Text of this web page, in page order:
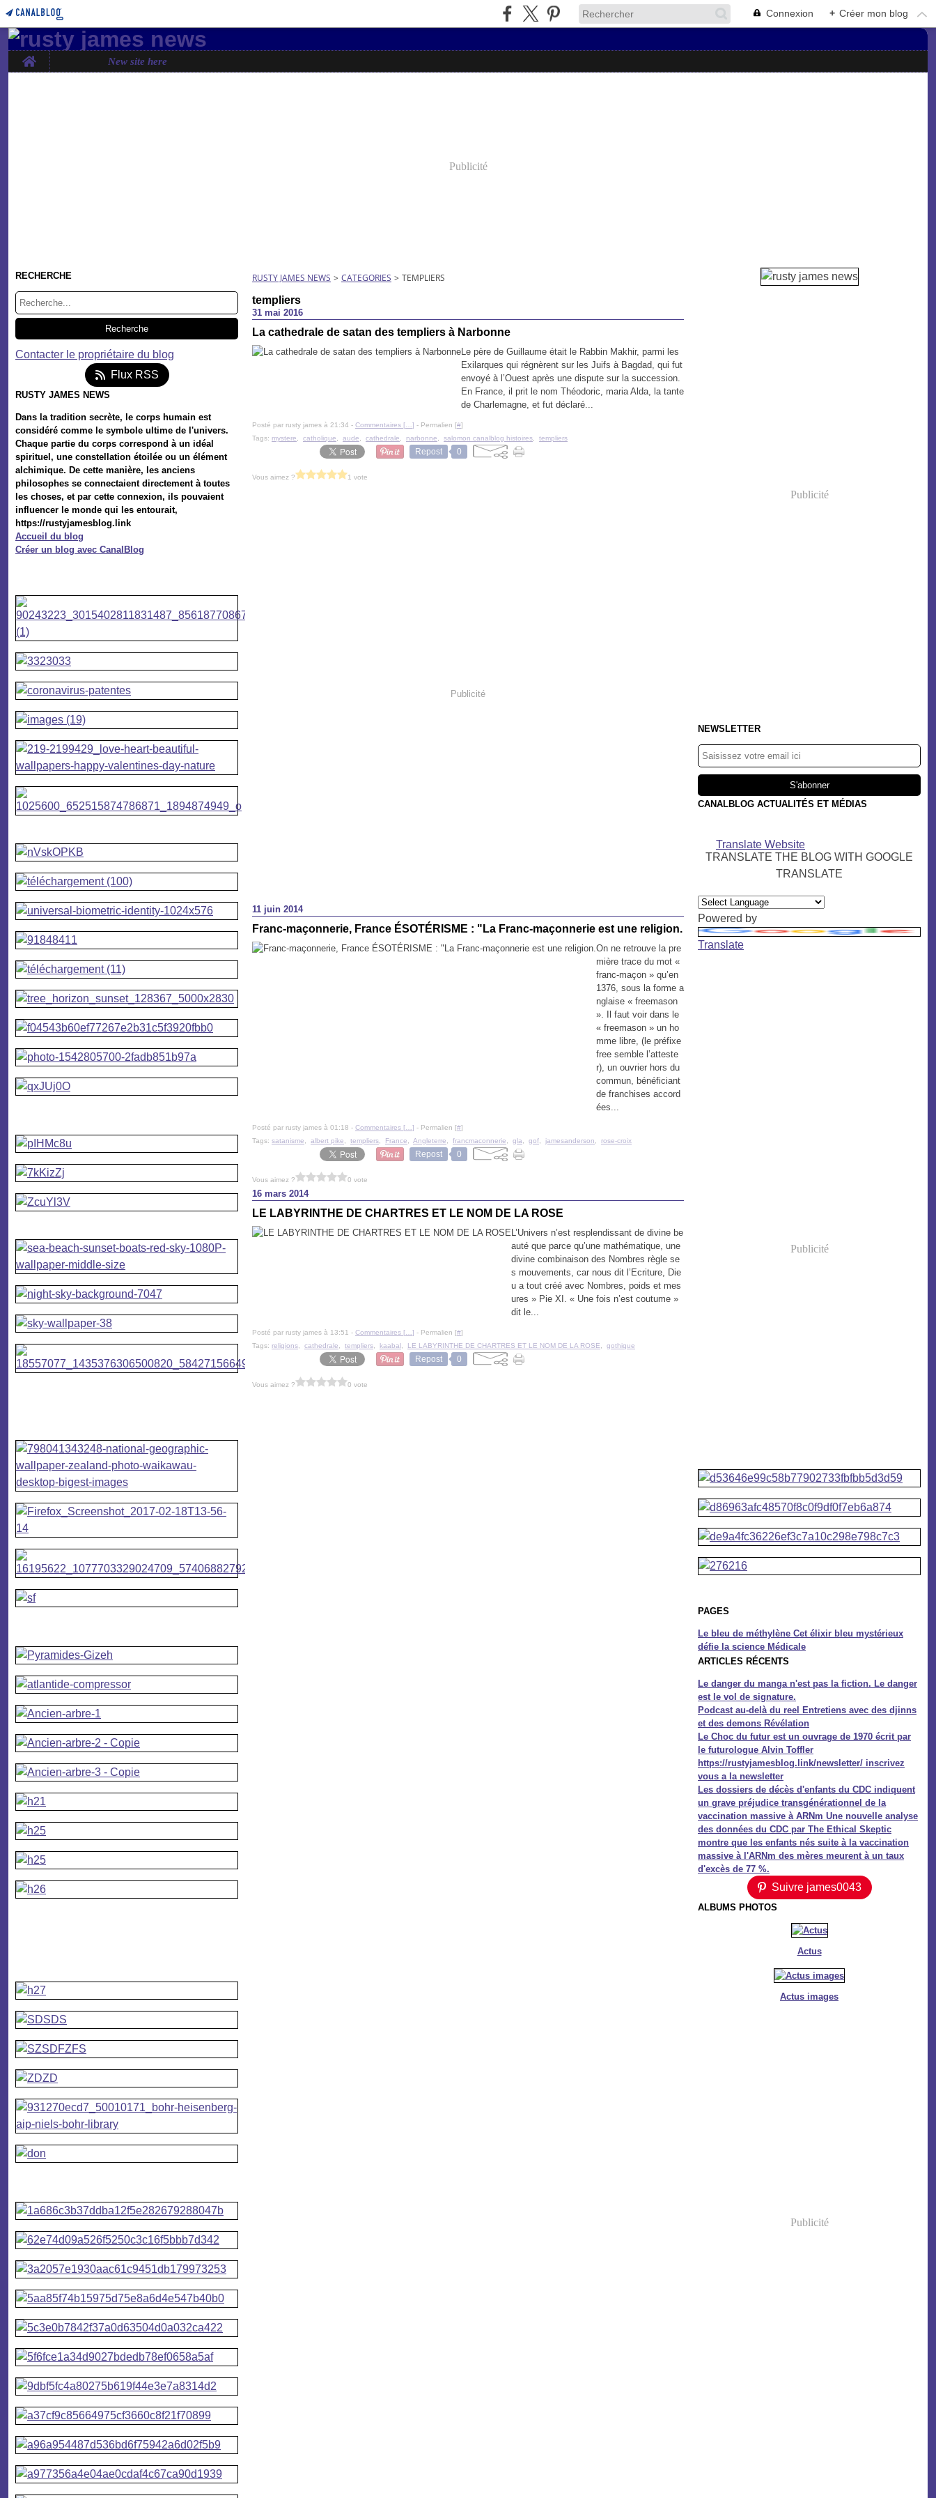
Connexion + Créer mon blog
Home New site here
Publicité
RECHERCHE
Contacter le propriétaire du blog
Flux RSS
RUSTY JAMES NEWS
Dans la tradition secrète, le corps humain est
considéré comme le symbole ultime de l'univers.
Chaque partie du corps correspond à un idéal
spirituel, une constellation étoilée ou un élément
alchimique. De cette manière, les anciens
philosophes se connectaient directement à toutes
les choses, et par cette connexion, ils pouvaient
influencer le monde qui les entourait,
https://rustyjamesblog.link
Accueil du blog
Créer un blog avec CanalBlog
RUSTY JAMES NEWS > CATEGORIES > TEMPLIERS
templiers
31 mai 2016
La cathedrale de satan des templiers à Narbonne
Le père de Guillaume était le Rabbin Makhir, parmi les
Exilarques qui régnèrent sur les Juifs à Bagdad, qui fut
envoyé à l’Ouest après une dispute sur la succession.
En France, il prit le nom Théodoric, maria Alda, la tante
de Charlemagne, et fut déclaré...
Posté par rusty james à 21:34 - Commentaires [ ] - Permalien [#]
Tags: mystere catholique aude cathedrale narbonne salomon canalblog histoires templiers
Repost 0
Vous aimez ? 1 vote
Publicité
11 juin 2014
Franc-maçonnerie, France ÉSOTÉRISME : "La Franc-maçonnerie est une religion.
On ne retrouve la pre
mière trace du mot «
franc-maçon » qu’en
1376, sous la forme a
nglaise « freemason
». Il faut voir dans le
« freemason » un ho
mme libre, (le préfixe
free semble l’atteste
r), un ouvrier hors du
commun, bénéficiant
de franchises accord
ées...
Posté par rusty james à 01:18 - Commentaires [ ] - Permalien [#]
Tags: satanisme albert pike templiers France Angleterre francmaconnerie gla gof jamesanderson rose-croix
Repost 0
Vous aimez ? 0 vote
16 mars 2014
LE LABYRINTHE DE CHARTRES ET LE NOM DE LA ROSE
L’Univers n’est resplendissant de divine be
auté que parce qu’une mathématique, une
divine combinaison des Nombres règle se
s mouvements, car nous dit l’Ecriture, Die
u a tout créé avec Nombres, poids et mes
ures » Pie XI. « Une fois n’est coutume »
dit le...
Posté par rusty james à 13:51 - Commentaires [ ] - Permalien [#]
Tags: religions cathedrale templiers kaabal LE LABYRINTHE DE CHARTRES ET LE NOM DE LA ROSE gothique
Repost 0
Vous aimez ? 0 vote
Publicité
NEWSLETTER
CANALBLOG ACTUALITÉS ET MÉDIAS
Translate Website
TRANSLATE THE BLOG WITH GOOGLE
TRANSLATE
Powered by
Translate
Publicité
PAGES
Le bleu de méthylène Cet élixir bleu mystérieux
défie la science Médicale
ARTICLES RÉCENTS
Le danger du manga n'est pas la fiction. Le danger
est le vol de signature.
Podcast au-delà du reel Entretiens avec des djinns
et des demons Révélation
Le Choc du futur est un ouvrage de 1970 écrit par
le futurologue Alvin Toffler
https://rustyjamesblog.link/newsletter/ inscrivez
vous a la newsletter
Les dossiers de décès d'enfants du CDC indiquent
un grave préjudice transgénérationnel de la
vaccination massive à ARNm Une nouvelle analyse
des données du CDC par The Ethical Skeptic
montre que les enfants nés suite à la vaccination
massive à l'ARNm des mères meurent à un taux
d'excès de 77 %.
Suivre james0043
ALBUMS PHOTOS
Actus
Actus images
Publicité